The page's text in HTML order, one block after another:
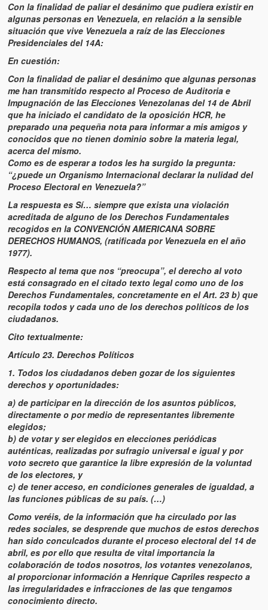
Chistes
Con la finalidad de paliar el desánimo que pudiera existir en
algunas personas en Venezuela, en relación a la sensible
situación que vive Venezuela a raíz de las Elecciones
Presidenciales del 14A:
En cuestión:
Con la finalidad de paliar el desánimo que algunas personas
me han transmitido respecto al Proceso de Auditoria e
Impugnación de las Elecciones Venezolanas del 14 de Abril
que ha iniciado el candidato de la oposición HCR, he
preparado una pequeña nota para informar a mis amigos y
conocidos que no tienen dominio sobre la materia legal,
acerca del mismo.
Como es de esperar a todos les ha surgido la pregunta:
“¿puede un Organismo Internacional declarar la nulidad del
Proceso Electoral en Venezuela?”
La respuesta es Sí… siempre que exista una violación
acreditada de alguno de los Derechos Fundamentales
recogidos en la CONVENCIÓN AMERICANA SOBRE
DERECHOS HUMANOS, (ratificada por Venezuela en el año
1977).
Respecto al tema que nos “preocupa”, el derecho al voto
está consagrado en el citado texto legal como uno de los
Derechos Fundamentales, concretamente en el Art. 23 b) que
recopila todos y cada uno de los derechos políticos de los
ciudadanos.
Cito textualmente:
Artículo 23. Derechos Políticos
1. Todos los ciudadanos deben gozar de los siguientes
derechos y oportunidades:
a) de participar en la dirección de los asuntos públicos,
directamente o por medio de representantes libremente
elegidos;
b) de votar y ser elegidos en elecciones periódicas
auténticas, realizadas por sufragio universal e igual y por
voto secreto que garantice la libre expresión de la voluntad
de los electores, y
c) de tener acceso, en condiciones generales de igualdad, a
las funciones públicas de su país. (…)
Como veréis, de la información que ha circulado por las
redes sociales, se desprende que muchos de estos derechos
han sido conculcados durante el proceso electoral del 14 de
abril, es por ello que resulta de vital importancia la
colaboración de todos nosotros, los votantes venezolanos,
al proporcionar información a Henrique Capriles respecto a
las irregularidades e infracciones de las que tengamos
conocimiento directo.